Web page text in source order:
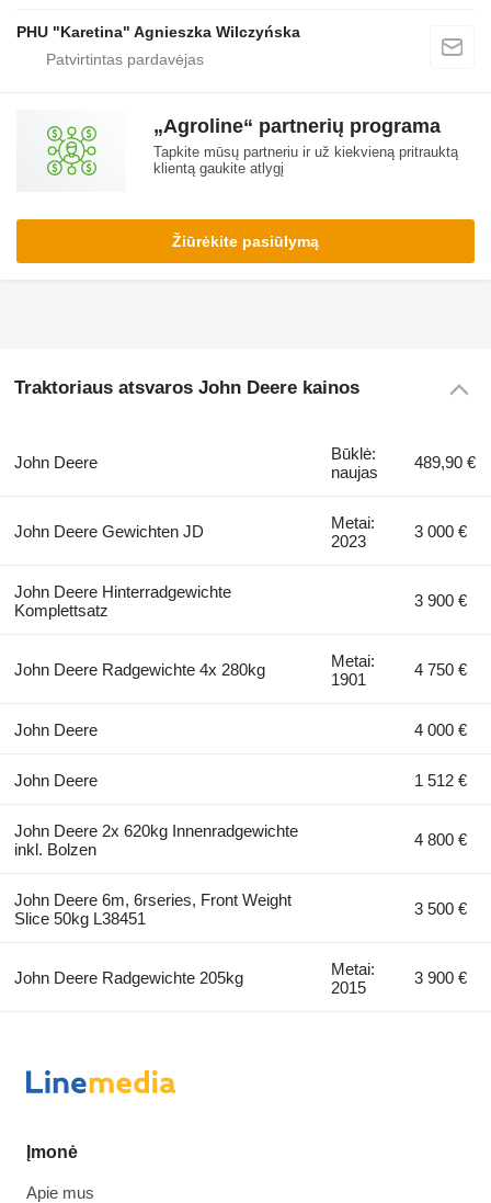
PHU "Karetina" Agnieszka Wilczyńska
„Agroline“ partnerių programa
Tapkite mūsų partneriu ir už kiekvieną pritrauktą
klientą gaukite atlygį
Žiūrėkite pasiūlymą
Traktoriaus atsvaros John Deere kainos
John Deere
Būklė:
naujas
489,90 €
John Deere Gewichten JD
Metai:
2023
3 000 €
John Deere Hinterradgewichte
Komplettsatz
3 900 €
John Deere Radgewichte 4x 280kg
Metai:
1901
4 750 €
John Deere 4 000 €
John Deere 1 512 €
John Deere 2x 620kg Innenradgewichte
inkl. Bolzen
4 800 €
John Deere 6m, 6rseries, Front Weight
Slice 50kg L38451
3 500 €
John Deere Radgewichte 205kg
Metai:
2015
3 900 €
Įmonė
Apie mus